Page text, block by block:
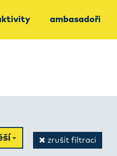
ambasadoři
zrušit filtraci